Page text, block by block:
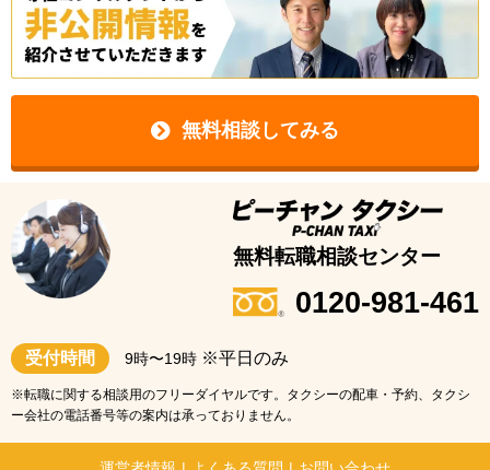
無料相談してみる
無料転職相談センター
0120-981-461
受付時間 9時〜19時 ※平日のみ
※転職に関する相談用のフリーダイヤルです。タクシーの配車・予約、タクシ
ー会社の電話番号等の案内は承っておりません。